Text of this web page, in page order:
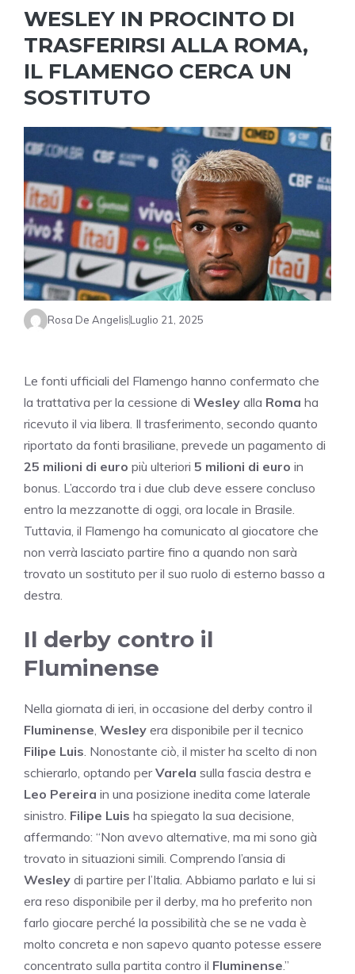
WESLEY IN PROCINTO DI
TRASFERIRSI ALLA ROMA,
IL FLAMENGO CERCA UN
SOSTITUTO
Rosa De AngelisLuglio 21, 2025
Le fonti ufficiali del Flamengo hanno confermato che
la trattativa per la cessione di Wesley alla Roma ha
ricevuto il via libera. Il trasferimento, secondo quanto
riportato da fonti brasiliane, prevede un pagamento di
25 milioni di euro più ulteriori 5 milioni di euro in
bonus. L’accordo tra i due club deve essere concluso
entro la mezzanotte di oggi, ora locale in Brasile.
Tuttavia, il Flamengo ha comunicato al giocatore che
non verrà lasciato partire fino a quando non sarà
trovato un sostituto per il suo ruolo di esterno basso a
destra.
Il derby contro il
Fluminense
Nella giornata di ieri, in occasione del derby contro il
Fluminense Wesley era disponibile per il tecnico
Filipe Luis . Nonostante ciò, il mister ha scelto di non
schierarlo, optando perVarela sulla fascia destra e
Leo Pereira in una posizione inedita come laterale
sinistro. Filipe Luis ha spiegato la sua decisione,
affermando: “Non avevo alternative, ma mi sono già
trovato in situazioni simili. Comprendo l’ansia di
Wesley di partire per l’Italia. Abbiamo parlato e lui si
era reso disponibile per il derby, ma ho preferito non
farlo giocare perché la possibilità che se ne vada è
molto concreta e non sapevo quanto potesse essere
concentrato sulla partita contro il Fluminense.”